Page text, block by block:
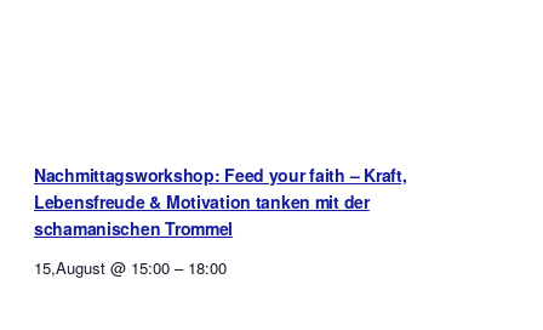
Nachmittagsworkshop: Feed your faith – Kraft,
Lebensfreude & Motivation tanken mit der
schamanischen Trommel
15,August @ 15:00 – 18:00